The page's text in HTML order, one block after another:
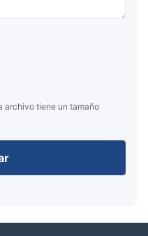
archivo tiene un tamaño